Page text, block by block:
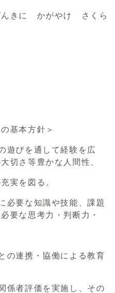
きに かがやけ さくら
基本方針＞
遊びを通して経験を広
切さ等豊かな人間性、
実を図る。
必要な知識や技能、課題
要な思考力・判断力・
の連携・協働による教育
係者評価を実施し、その